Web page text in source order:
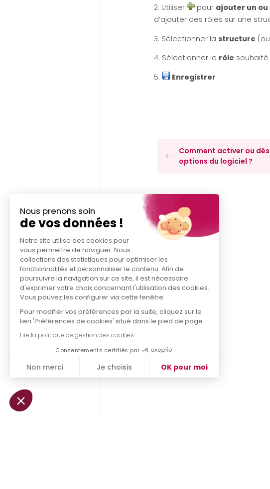
Nous prenons soin
de vos données !
Notre site utilise des cookies pour
vous permettre de naviguer. Nous
collections des statistiques pour optimiser les
fonctionnalités et personnaliser le contenu. Afin de
poursuivre la navigation sur ce site, il est nécessaire
d'exprimer votre choix concernant l'utilisation des cookies.
Vous pouvez les configurer via cette fenêtre
Pour modifier vos préférences par la suite, cliquez sur le
lien 'Préférences de cookies' situé dans le pied de page.
Lire la politique de gestion des cookies
Consentements certifiés par
Non merci Je choisis OK pour moi
Notre plateforme vous permet d'adapter et de gérer vos paramètres de
2. Utiliser
pour ajouter un ou
d’ajouter des rôles sur une
3. Sélectionner lastructure
4. Sélectionner le rôle
5.
Enregistrer
Comment activer ou
options du logiciel ?